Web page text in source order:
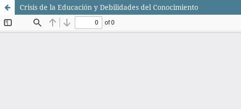
Crisis de la Educación y Debilidades del Conocimiento